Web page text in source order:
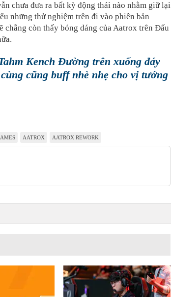
chưa đưa ra bất kỳ động thái nào nhằm giữ lại
những thử nghiệm trên đi vào phiên bản
chẳng còn thấy bóng dáng của Aatrox trên Đấu
Kench Đường trên xuống đáy
cũng buff nhè nhẹ cho vị tướng
AATROX AATROX REWORK